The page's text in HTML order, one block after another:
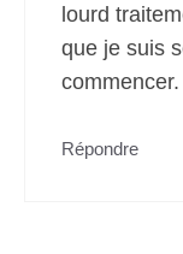
lourd
que je suis
commencer.
Répondre